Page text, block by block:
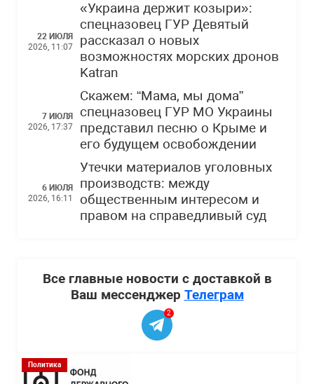
22 ИЮЛЯ
2026, 11:07
«Украина держит козыри»:
спецназовец ГУР Девятый
рассказал о новых
возможностях морских дронов
Katran
7 ИЮЛЯ
2026, 17:37
Скажем: “Мама, мы дома”
спецназовец ГУР МО Украины
представил песню о Крыме и
его будущем освобождении
6 ИЮЛЯ
2026, 16:11
Утечки материалов уголовных
производств: между
общественным интересом и
правом на справедливый суд
Все главные новости с доставкой в
Ваш мессенджер Телеграм
2
Политика